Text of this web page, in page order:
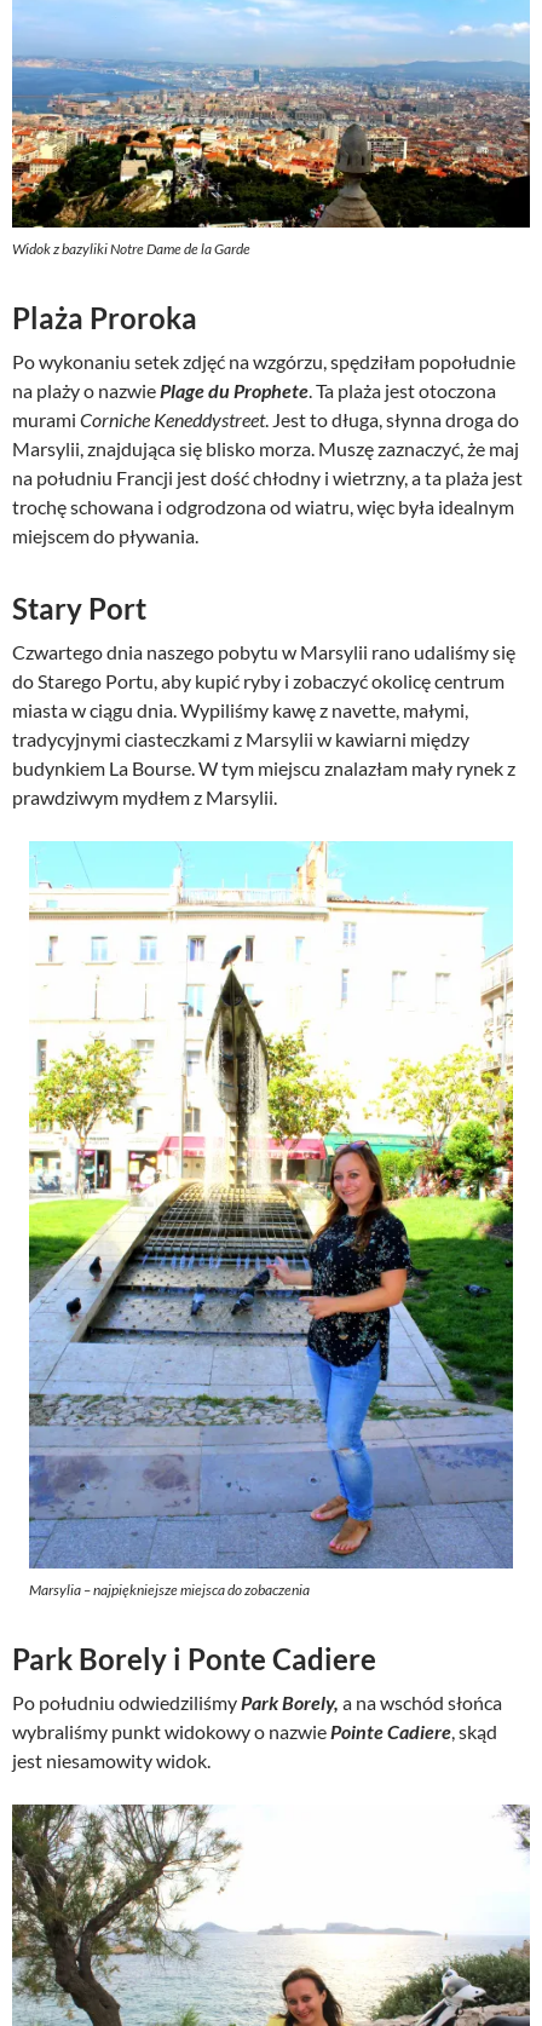
Widok z bazyliki Notre Dame de la Garde
Plaża Proroka
Po wykonaniu setek zdjęć na wzgórzu, spędziłam popołudnie
na plaży o nazwiePlage du Prophete. Ta plaża jest otoczona
murami Corniche Keneddystreet. Jest to długa, słynna droga do
Marsylii, znajdująca się blisko morza. Muszę zaznaczyć, że maj
na południu Francji jest dość chłodny i wietrzny, a ta plaża jest
trochę schowana i odgrodzona od wiatru, więc była idealnym
miejscem do pływania.
Stary Port
Czwartego dnia naszego pobytu w Marsylii rano udaliśmy się
do Starego Portu, aby kupić ryby i zobaczyć okolicę centrum
miasta w ciągu dnia. Wypiliśmy kawę z navette, małymi,
tradycyjnymi ciasteczkami z Marsylii w kawiarni między
budynkiem La Bourse. W tym miejscu znalazłam mały rynek z
prawdziwym mydłem z Marsylii.
Marsylia – najpiękniejsze miejsca do zobaczenia
Park Borely i Ponte Cadiere
Po południu odwiedziliśmyPark Borely, a na wschód słońca
wybraliśmy punkt widokowy o nazwiePointe Cadiere, skąd
jest niesamowity widok.